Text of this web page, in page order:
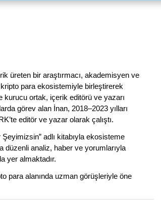
üreten bir araştırmacı, akademisyen ve
kripto para ekosistemiyle birleştirerek
kurucu ortak, içerik editörü ve yazarı
görev alan İnan, 2018–2023 yılları
editör ve yazar olarak çalıştı.
adlı kitabıyla ekosisteme
düzenli analiz, haber ve yorumlarıyla
yer almaktadır.
para alanında uzman görüşleriyle öne